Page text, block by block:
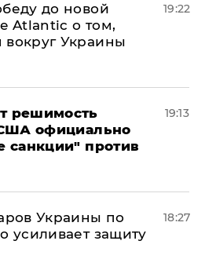
до новой
Atlantic о том,
Украины
19:22
решимость
официально
санкции" против
19:13
Украины по
усиливает защиту
18:27